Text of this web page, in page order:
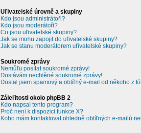
Uľivatelské úrovně a skupiny
Kdo jsou administrátoři?
Kdo jsou moderátoři?
Co jsou uľivatelské skupiny?
Jak se mohu zapojit do uľivatelské skupiny?
Jak se stanu moderátorem uľivatelské skupiny?
Soukromé zprávy
Nemůľu posílat soukromé zprávy!
Dostávám nechtěné soukromé zprávy!
Dostal jsem spamový a obtíľný e-mail od někoho z
Záleľitosti okolo phpBB 2
Kdo napsal tento program?
Proč není k dispozici funkce X?
Koho mám kontaktovat ohledně obtíľných e-mailů